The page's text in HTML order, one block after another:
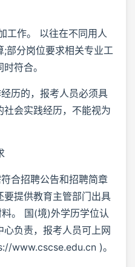
工作。 以往在不同用人
部分岗位要求相关专业工
符合。
历的，报考人员必须具
会实践经历，不能视为
合招聘公告和招聘简章
提供教育主管部门出具
。 国(境)外学历学位认
负责，报考人员可上网
www.cscse.edu.cn )。